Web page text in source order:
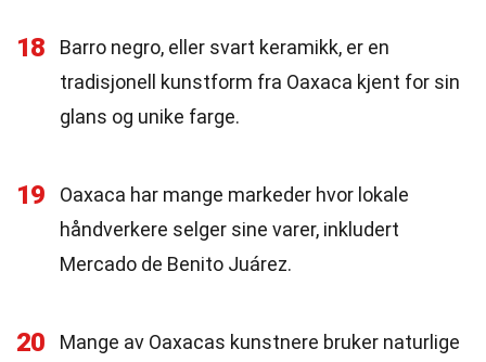
18
Barro negro, eller svart keramikk, er en
tradisjonell kunstform fra Oaxaca kjent for sin
glans og unike farge.
19
Oaxaca har mange markeder hvor lokale
håndverkere selger sine varer, inkludert
Mercado de Benito Juárez.
20
Mange av Oaxacas kunstnere bruker naturlige